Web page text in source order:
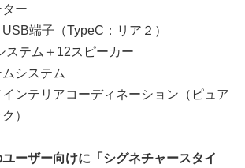
ター
端子（TypeC：リア２）
ステム＋12スピーカー
ムシステム
インテリアコーディネーション（ピュア
）
ーザー向けに「シグネチャースタイ